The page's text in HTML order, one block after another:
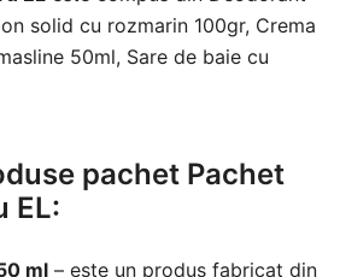
solid cu rozmarin 100gr, Crema
50ml, Sare de baie cu
pachet Pachet
EL:
ml – este un produs fabricat din